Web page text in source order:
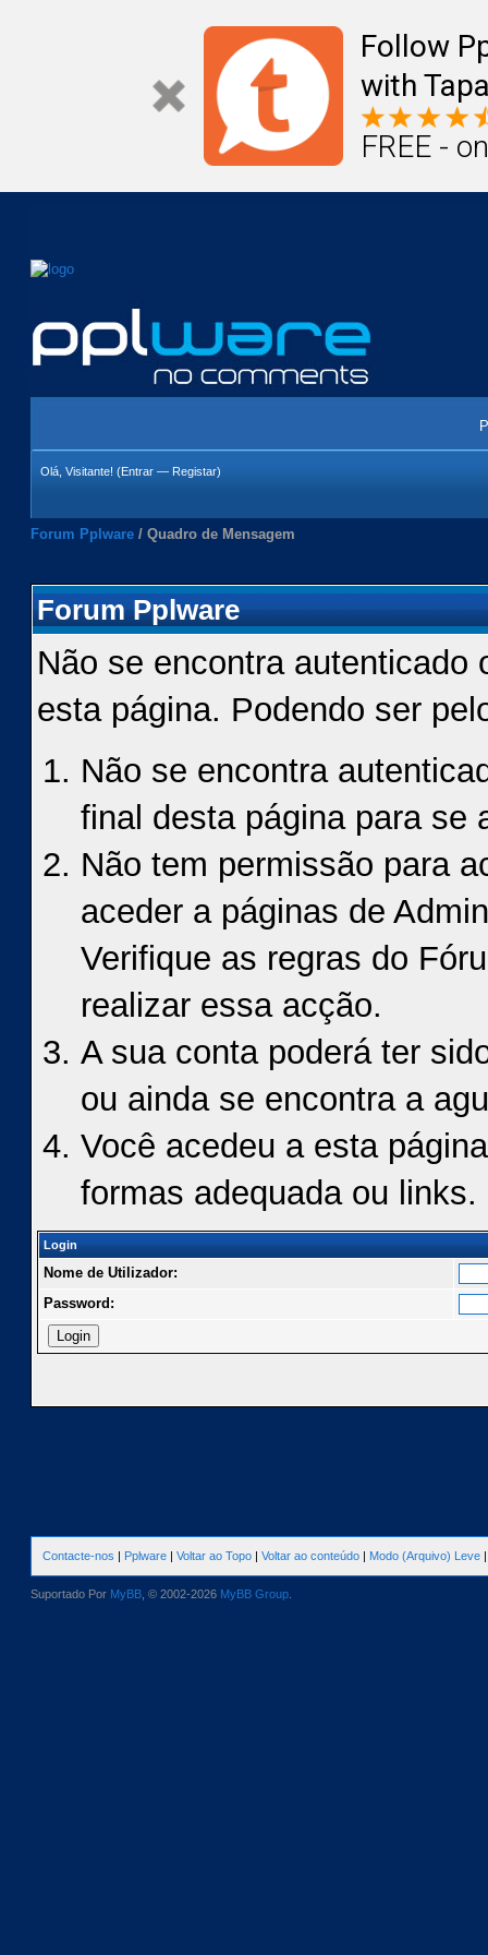
Follow
with
FREE -
Olá, Visitante! (Entrar — Registar)
Forum Pplware / Quadro de Mensagem
Forum Pplware
Não se encontra autenticado
esta página. Podendo ser
Não se encontra
final desta página para se
Não tem permissão para
aceder a páginas de
Verifique as regras do
realizar essa acção.
A sua conta poderá ter
ou ainda se encontra a
Você acedeu a esta
formas adequada ou links.
Login
Nome de Utilizador:
Password:
Contacte-nos | Pplware | Voltar ao Topo | Voltar ao conteúdo | Modo (Arquivo) Leve
Suportado Por MyBB , © 2002-2026 MyBB Group